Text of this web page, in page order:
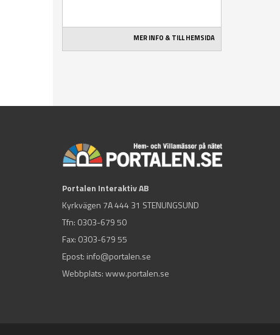
MER INFO & TILL HEMSIDA
Portalen Interaktiv AB
Kyrkvägen 7A 444 31 STENUNGSUND
Tfn: 0303-679 50
Fax: 0303-679 55
Epost: info@portalen.se
Webbplats: www.portalen.se